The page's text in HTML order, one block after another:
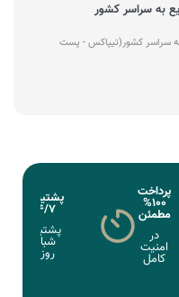
به سراسر کشور
سراسر کشور(تیپاکس - پست
پشتیبانی
24/7
پشتبانی
شبانه
روزی
پرداخت
100%
مطمئن
در
امنیت
کامل